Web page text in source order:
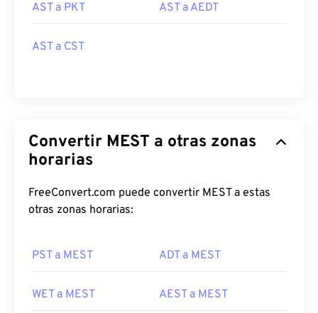
AST a PKT AST a AEDT
AST a CST
Convertir MEST a otras zonas
horarias
FreeConvert.com puede convertir MEST a estas
otras zonas horarias:
PST a MEST ADT a MEST
WET a MEST AEST a MEST